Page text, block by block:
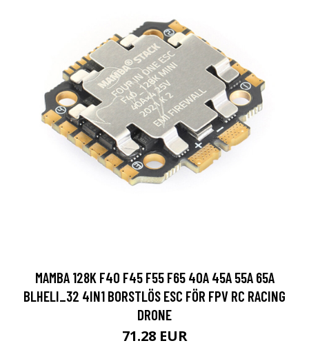
MAMBA 128K F40 F45 F55 F65 40A 45A 55A 65A
BLHELI_32 4IN1 BORSTLÖS ESC FÖR FPV RC RACING
DRONE
71.28 EUR